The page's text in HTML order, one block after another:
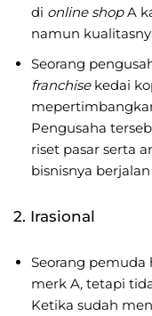
di online shopA
namun
Seorang
franchise kedai
Pengusaha
riset pasar serta
bisnisnya
2. Irasional
Seorang
merk A, tetapi
Ketika sudah